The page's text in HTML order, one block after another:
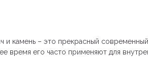
и камень – это прекрасный
время его часто применяют для